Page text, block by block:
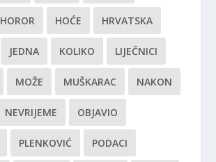
HOROR HOĆE HRVATSKA
JEDNA KOLIKO LIJEČNICI
MOŽE MUŠKARAC NAKON
NEVRIJEME OBJAVIO
PLENKOVIĆ PODACI